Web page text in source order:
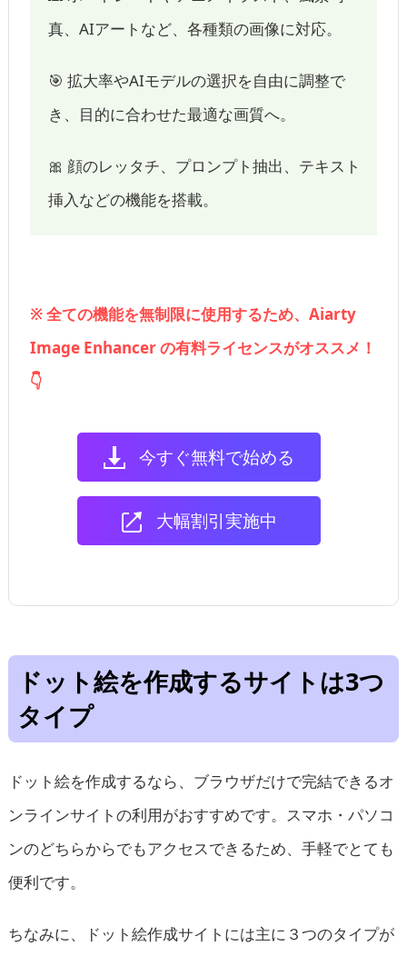
真、AIアートなど、各種類の画像に対応。
🎯 拡大率やAIモデルの選択を自由に調整で
き、目的に合わせた最適な画質へ。
🎀 顔のレッタチ、プロンプト抽出、テキスト
挿入などの機能を搭載。
※ 全ての機能を無制限に使用するため、Aiarty
Image Enhancer の有料ライセンスがオススメ！
👇
今すぐ無料で始める
大幅割引実施中
ドット絵を作成するサイトは3つ
タイプ
ドット絵を作成するなら、ブラウザだけで完結できるオ
ンラインサイトの利用がおすすめです。スマホ・パソコ
ンのどちらからでもアクセスできるため、手軽でとても
便利です。
ちなみに、ドット絵作成サイトには主に３つのタイプが